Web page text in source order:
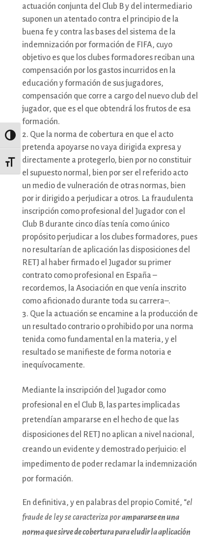
Alternar alto contraste
Alternar tamaño de letra
actuación conjunta del Club B y del intermediario
suponen un atentado contra el principio de la
buena fe y contra las bases del sistema de la
indemnización por formación de FIFA, cuyo
objetivo es que los clubes formadores reciban una
compensación por los gastos incurridos en la
educación y formación de sus jugadores,
compensación que corre a cargo del nuevo club del
jugador, que es el que obtendrá los frutos de esa
formación.
Que la norma de cobertura en que el acto
pretenda apoyarse no vaya dirigida expresa y
directamente a protegerlo, bien por no constituir
el supuesto normal, bien por ser el referido acto
un medio de vulneración de otras normas, bien
por ir dirigido a perjudicar a otros. La fraudulenta
inscripción como profesional del Jugador con el
Club B durante cinco días tenía como único
propósito perjudicar a los clubes formadores, pues
no resultarían de aplicación las disposiciones del
RETJ al haber firmado el Jugador su primer
contrato como profesional en España –
recordemos, la Asociación en que venía inscrito
como aficionado durante toda su carrera–.
Que la actuación se encamine a la producción de
un resultado contrario o prohibido por una norma
tenida como fundamental en la materia, y el
resultado se manifieste de forma notoria e
inequívocamente.
Mediante la inscripción del Jugador como
profesional en el Club B, las partes implicadas
pretendían ampararse en el hecho de que las
disposiciones del RETJ no aplican a nivel nacional,
creando un evidente y demostrado perjuicio: el
impedimento de poder reclamar la indemnización
por formación.
En definitiva, y en palabras del propio Comité, “el
fraude de ley se caracteriza porampararse en una
norma que sirve de cobertura para eludir la aplicación